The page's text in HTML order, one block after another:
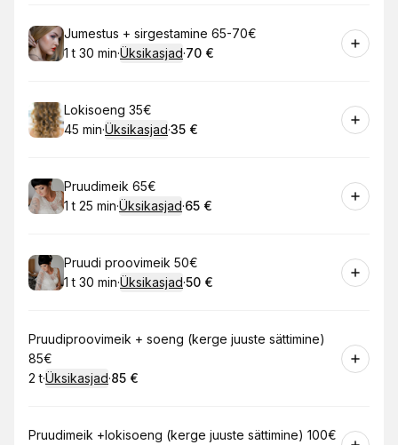
Broneeri
Jumestus + sirgestamine 65-70€
. Kestus:
1 t 30 min·Üksikasjad·
. Hind
70 €
Broneeri
Lokisoeng 35€
.Kestus:
45 min·Üksikasjad·
.Hind
35 €
Broneeri
Pruudimeik 65€
. Kestus
1 t 25 min·Üksikasjad·
.Hind
65 €
Broneeri
Pruudi proovimeik 50€
. Kestus:
1 t 30 min·Üksikasjad·
.Hind
50 €
Broneeri
Pruudiproovimeik + soeng (kerge juuste sättimine)
85€
. Kestus:
2 t·Üksikasjad·
.Hind
85 €
Broneeri
Pruudimeik +lokisoeng (kerge juuste sättimine) 100€